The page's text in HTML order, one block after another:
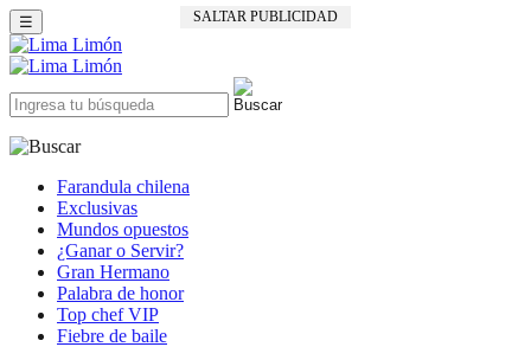
SALTAR PUBLICIDAD
☰
Farandula chilena
Exclusivas
Mundos opuestos
¿Ganar o Servir?
Gran Hermano
Palabra de honor
Top chef VIP
Fiebre de baile